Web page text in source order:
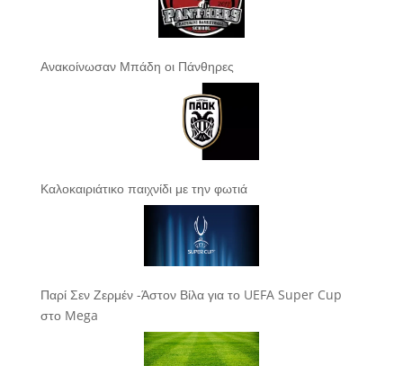
Ανακοίνωσαν Μπάδη οι Πάνθηρες
Καλοκαιριάτικο παιχνίδι με την φωτιά
Παρί Σεν Ζερμέν -Άστον Βίλα για το UEFA Super Cup
στο Mega